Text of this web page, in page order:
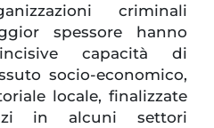
criminali
spessore hanno
capacità di
socio-economico,
locale, finalizzate
in alcuni settori